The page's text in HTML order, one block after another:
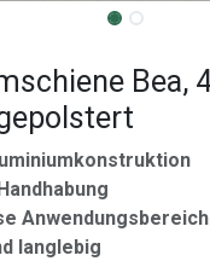
Bea,
langlebig